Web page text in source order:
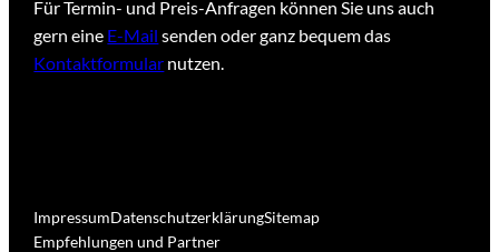
Für Termin- und Preis-Anfragen können Sie uns auch
gern eine E-Mail senden oder ganz bequem das
Kontaktformular nutzen.
ImpressumDatenschutzerklärungSitemap
Empfehlungen und Partner